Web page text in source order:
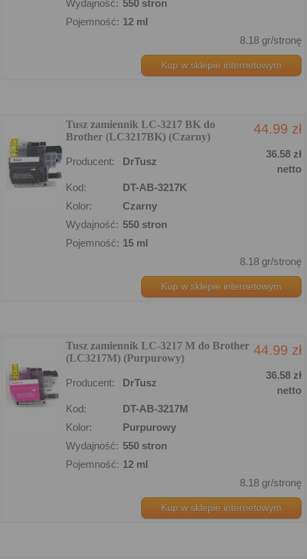
Wydajność: 550 stron
Pojemność: 12 ml
8.18 gr/stronę
Kup w sklepie internetowym
Tusz zamiennik LC-3217 BK do
Brother (LC3217BK) (Czarny)
44.99 zł
Producent: DrTusz
36.58 zł
netto
Kod:
DT-AB-3217K
Kolor:
Czarny
Wydajność: 550 stron
Pojemność: 15 ml
8.18 gr/stronę
Kup w sklepie internetowym
Tusz zamiennik LC-3217 M do Brother
(LC3217M) (Purpurowy)
44.99 zł
Producent: DrTusz
36.58 zł
netto
Kod:
DT-AB-3217M
Kolor:
Purpurowy
Wydajność: 550 stron
Pojemność: 12 ml
8.18 gr/stronę
Kup w sklepie internetowym